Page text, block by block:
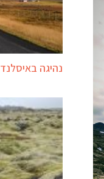
נהיגה באיסלנד